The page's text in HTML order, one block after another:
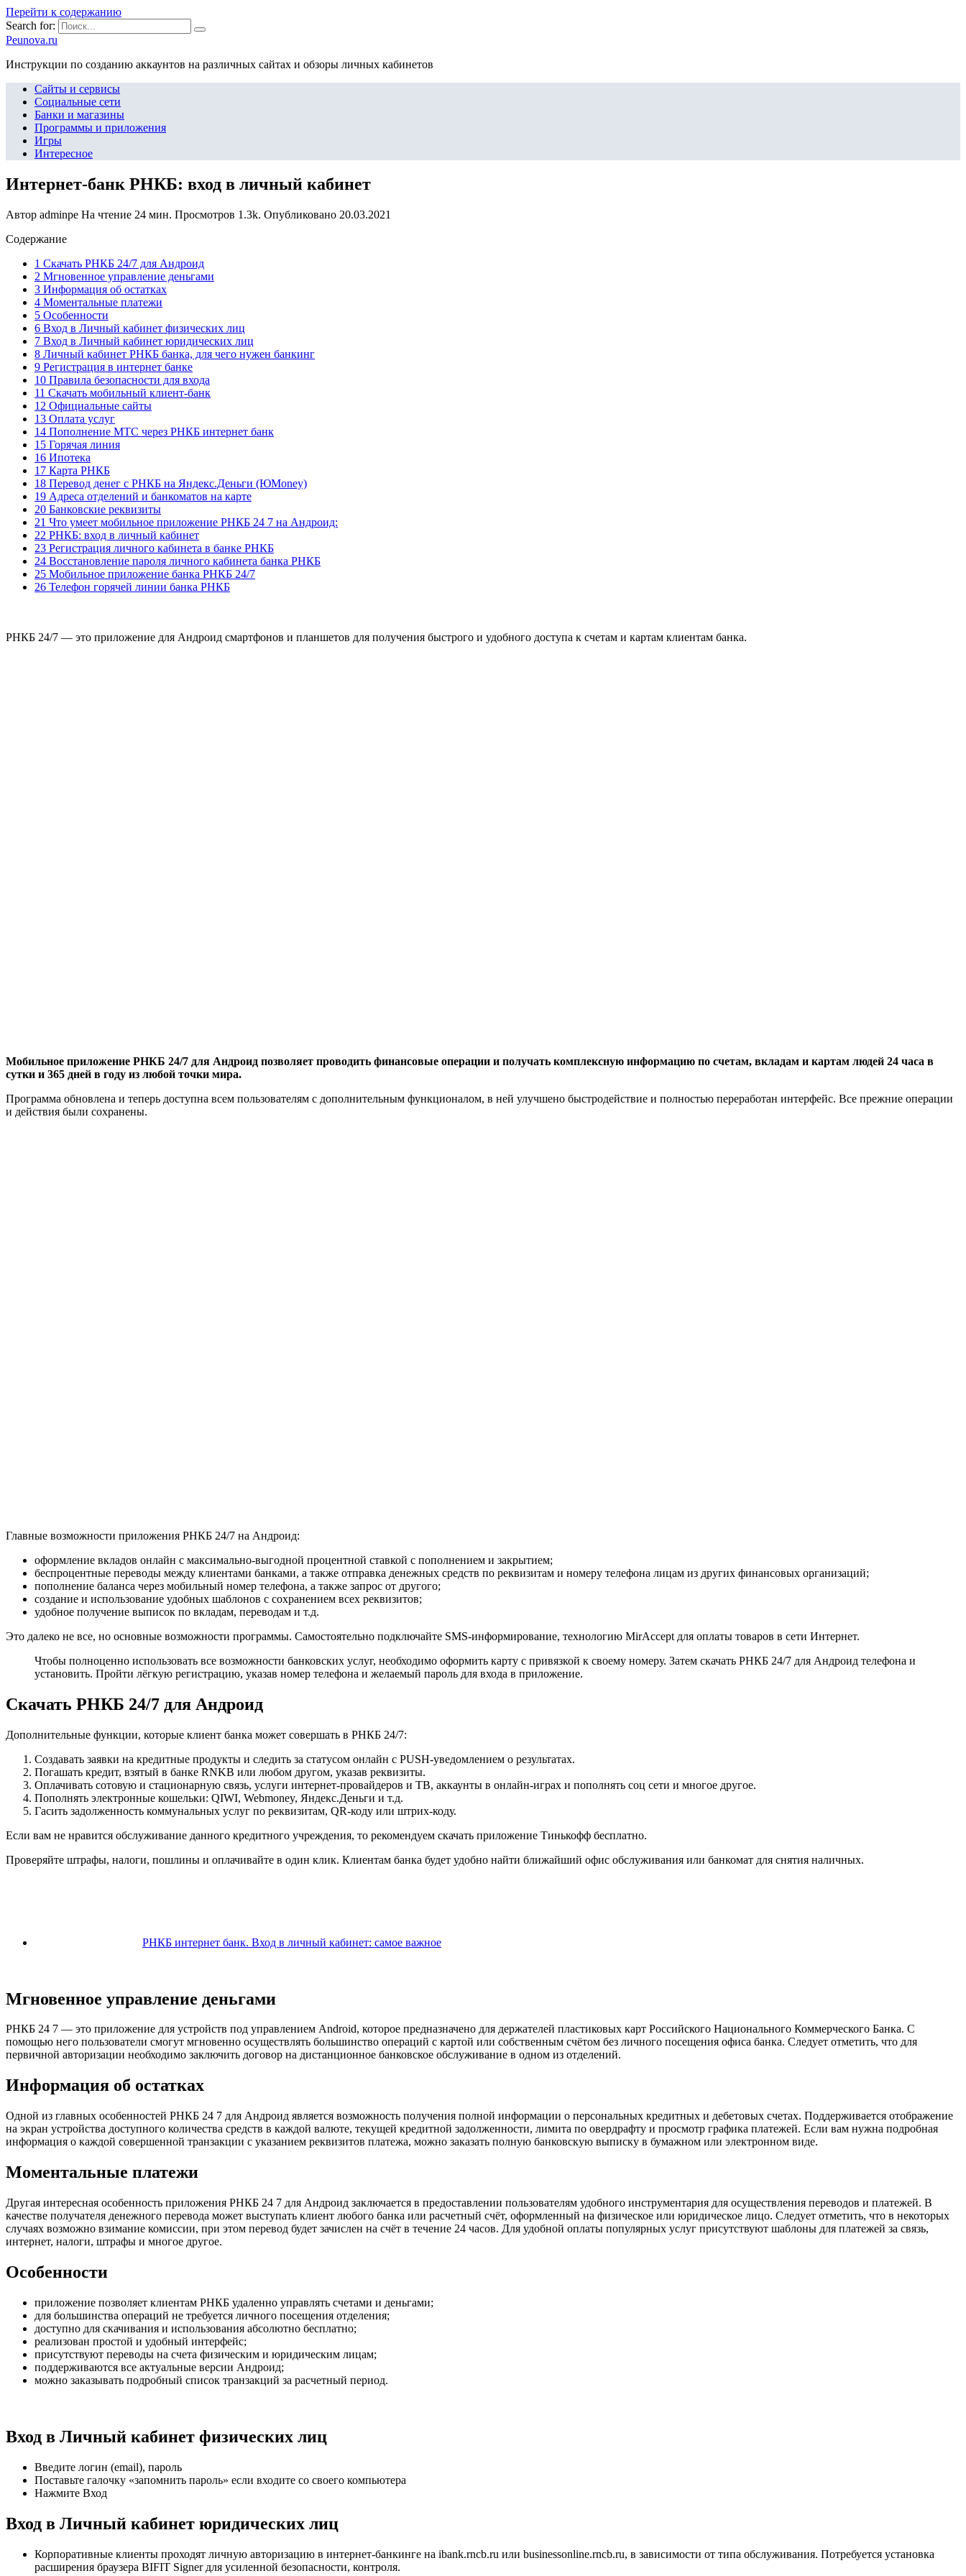
Перейти к содержанию
Search for:
Peunova.ru
Инструкции по созданию аккаунтов на различных сайтах и обзоры личных кабинетов
Сайты и сервисы
Социальные сети
Банки и магазины
Программы и приложения
Игры
Интересное
Интернет-банк РНКБ: вход в личный кабинет
Автор adminpe На чтение 24 мин. Просмотров 1.3k. Опубликовано 20.03.2021
Содержание
1 Скачать РНКБ 24/7 для Андроид
2 Мгновенное управление деньгами
3 Информация об остатках
4 Моментальные платежи
5 Особенности
6 Вход в Личный кабинет физических лиц
7 Вход в Личный кабинет юридических лиц
8 Личный кабинет РНКБ банка, для чего нужен банкинг
9 Регистрация в интернет банке
10 Правила безопасности для входа
11 Скачать мобильный клиент-банк
12 Официальные сайты
13 Оплата услуг
14 Пополнение МТС через РНКБ интернет банк
15 Горячая линия
16 Ипотека
17 Карта РНКБ
18 Перевод денег с РНКБ на Яндекс.Деньги (ЮMoney)
19 Адреса отделений и банкоматов на карте
20 Банковские реквизиты
21 Что умеет мобильное приложение РНКБ 24 7 на Андроид:
22 РНКБ: вход в личный кабинет
23 Регистрация личного кабинета в банке РНКБ
24 Восстановление пароля личного кабинета банка РНКБ
25 Мобильное приложение банка РНКБ 24/7
26 Телефон горячей линии банка РНКБ
РНКБ 24/7 — это приложение для Андроид смартфонов и планшетов для получения быстрого и удобного доступа к счетам и картам клиентам банка.
Мобильное приложение РНКБ 24/7 для Андроид позволяет проводить финансовые операции и получать комплексную информацию по счетам, вкладам и картам людей 24 часа в
сутки и 365 дней в году из любой точки мира.
Программа обновлена и теперь доступна всем пользователям с дополнительным функционалом, в ней улучшено быстродействие и полностью переработан интерфейс. Все прежние операции
и действия были сохранены.
Главные возможности приложения РНКБ 24/7 на Андроид:
оформление вкладов онлайн с максимально-выгодной процентной ставкой с пополнением и закрытием;
беспроцентные переводы между клиентами банками, а также отправка денежных средств по реквизитам и номеру телефона лицам из других финансовых организаций;
пополнение баланса через мобильный номер телефона, а также запрос от другого;
создание и использование удобных шаблонов с сохранением всех реквизитов;
удобное получение выписок по вкладам, переводам и т.д.
Это далеко не все, но основные возможности программы. Самостоятельно подключайте SMS-информирование, технологию MirAccept для оплаты товаров в сети Интернет.
Чтобы полноценно использовать все возможности банковских услуг, необходимо оформить карту с привязкой к своему номеру. Затем скачать РНКБ 24/7 для Андроид телефона и
установить. Пройти лёгкую регистрацию, указав номер телефона и желаемый пароль для входа в приложение.
Скачать РНКБ 24/7 для Андроид
Дополнительные функции, которые клиент банка может совершать в РНКБ 24/7:
Создавать заявки на кредитные продукты и следить за статусом онлайн с PUSH-уведомлением о результатах.
Погашать кредит, взятый в банке RNKB или любом другом, указав реквизиты.
Оплачивать сотовую и стационарную связь, услуги интернет-провайдеров и ТВ, аккаунты в онлайн-играх и пополнять соц сети и многое другое.
Пополнять электронные кошельки: QIWI, Webmoney, Яндекс.Деньги и т.д.
Гасить задолженность коммунальных услуг по реквизитам, QR-коду или штрих-коду.
Если вам не нравится обслуживание данного кредитного учреждения, то рекомендуем скачать приложение Тинькофф бесплатно.
Проверяйте штрафы, налоги, пошлины и оплачивайте в один клик. Клиентам банка будет удобно найти ближайший офис обслуживания или банкомат для снятия наличных.
РНКБ интернет банк. Вход в личный кабинет: самое важное
Мгновенное управление деньгами
РНКБ 24 7 — это приложение для устройств под управлением Android, которое предназначено для держателей пластиковых карт Российского Национального Коммерческого Банка. С
помощью него пользователи смогут мгновенно осуществлять большинство операций с картой или собственным счётом без личного посещения офиса банка. Следует отметить, что для
первичной авторизации необходимо заключить договор на дистанционное банковское обслуживание в одном из отделений.
Информация об остатках
Одной из главных особенностей РНКБ 24 7 для Андроид является возможность получения полной информации о персональных кредитных и дебетовых счетах. Поддерживается отображение
на экран устройства доступного количества средств в каждой валюте, текущей кредитной задолженности, лимита по овердрафту и просмотр графика платежей. Если вам нужна подробная
информация о каждой совершенной транзакции с указанием реквизитов платежа, можно заказать полную банковскую выписку в бумажном или электронном виде.
Моментальные платежи
Другая интересная особенность приложения РНКБ 24 7 для Андроид заключается в предоставлении пользователям удобного инструментария для осуществления переводов и платежей. В
качестве получателя денежного перевода может выступать клиент любого банка или расчетный счёт, оформленный на физическое или юридическое лицо. Следует отметить, что в некоторых
случаях возможно взимание комиссии, при этом перевод будет зачислен на счёт в течение 24 часов. Для удобной оплаты популярных услуг присутствуют шаблоны для платежей за связь,
интернет, налоги, штрафы и многое другое.
Особенности
приложение позволяет клиентам РНКБ удаленно управлять счетами и деньгами;
для большинства операций не требуется личного посещения отделения;
доступно для скачивания и использования абсолютно бесплатно;
реализован простой и удобный интерфейс;
присутствуют переводы на счета физическим и юридическим лицам;
поддерживаются все актуальные версии Андроид;
можно заказывать подробный список транзакций за расчетный период.
Вход в Личный кабинет физических лиц
Введите логин (email), пароль
Поставьте галочку «запомнить пароль» если входите со своего компьютера
Нажмите Вход
Вход в Личный кабинет юридических лиц
Корпоративные клиенты проходят личную авторизацию в интернет-банкинге на ibank.rncb.ru или businessonline.rncb.ru, в зависимости от типа обслуживания. Потребуется установка
расширения браузера BIFIT Signer для усиленной безопасности, контроля.